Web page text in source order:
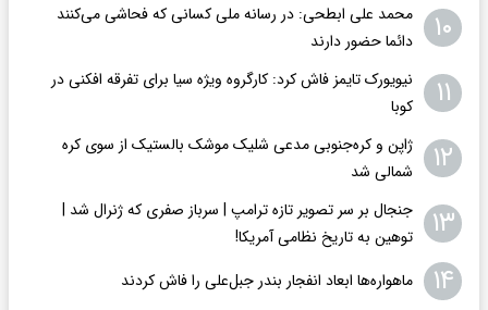
۱۰
محمد علی ابطحی: در رسانه ملی کسانی که فحاشی می‌کنند
دائما حضور دارند
۱۱
نیویورک تایمز فاش کرد: کارگروه ویژه سیا برای تفرقه افکنی در
کوبا
۱۲
ژاپن و کره‌جنوبی مدعی شلیک موشک بالستیک از سوی کره
شمالی شد
۱۳
جنجال بر سر تصویر تازه ترامپ | سرباز صفری که ژنرال شد |
توهین به تاریخ نظامی آمریکا!
۱۴ ماهواره‌ها ابعاد انفجار بندر جبل‌علی را فاش کردند